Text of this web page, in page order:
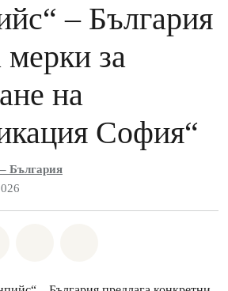
– България
мерки за
на
София“
България